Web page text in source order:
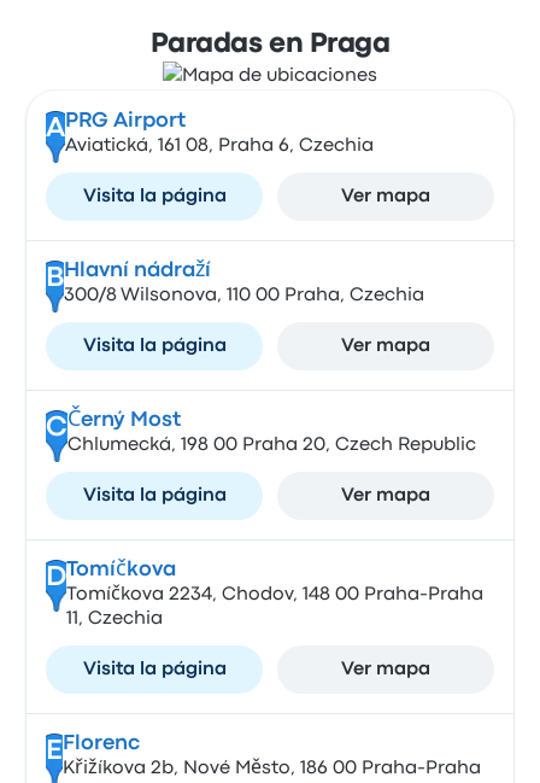
Paradas en Praga
A PRG Airport
Aviatická, 161 08, Praha 6, Czechia
Visita la página Ver mapa
B Hlavní nádraží
300/8 Wilsonova, 110 00 Praha, Czechia
Visita la página Ver mapa
CČerný Most
Chlumecká, 198 00 Praha 20, Czech Republic
Visita la página Ver mapa
DTomíčkova
Tomíčkova 2234, Chodov, 148 00 Praha-Praha
11, Czechia
Visita la página Ver mapa
E Florenc
Křižíkova 2b, Nové Město, 186 00 Praha-Praha